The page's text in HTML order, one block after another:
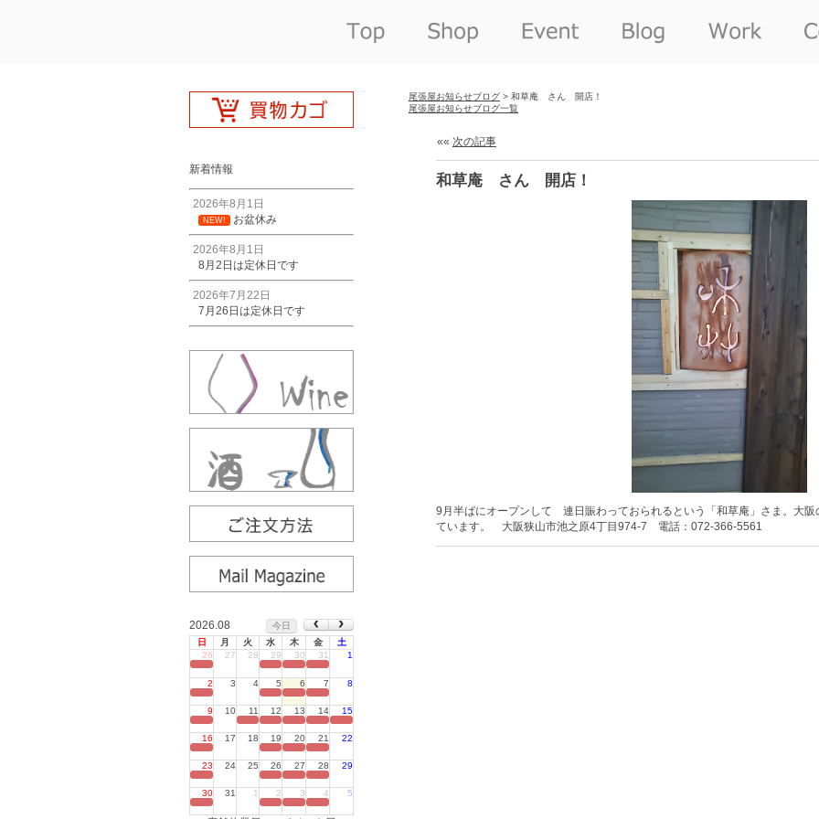
新着情報
2026年8月1日
NEW! お盆休み
2026年8月1日
8月2日は定休日です
2026年7月22日
7月26日は定休日です
2026.08
今日
日
月 火 水 木 金
土
26
27 28 29 30 31 1
2 3 4 5 6 7 8
9 10 11 12 13 14 15
16 17 18 19 20 21 22
23 24 25 26 27 28 29
30 31 1 2 3 4 5
尾張屋お知らせブログ > 和草庵 さん 開店！
尾張屋お知らせブログ一覧
«« 次の記事
和草庵 さん 開店！
9月半ばにオープンして 連日賑わっておられるという「和草庵」さま。大阪
ています。 大阪狭山市池之原4丁目974-7 電話：072-366-5561